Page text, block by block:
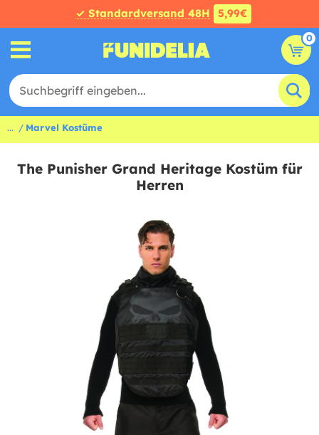
✓ Standardversand 48H 5,99€
0
... Marvel Kostüme
The Punisher Grand Heritage Kostüm für
Herren